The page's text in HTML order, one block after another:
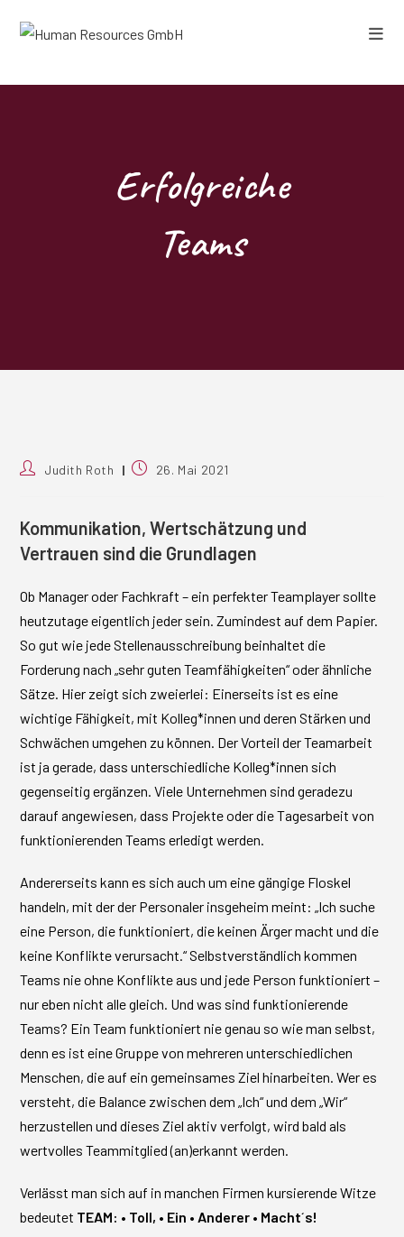
Inhalt
Erfolgreiche
Teams
Beitrags-
Judith Roth
Beitrag26. Mai 2021
Kommunikation, Wertschätzung und
Vertrauen sind die Grundlagen
Ob Manager oder Fachkraft – ein perfekter Teamplayer sollte
heutzutage eigentlich jeder sein. Zumindest auf dem Papier.
So gut wie jede Stellenausschreibung beinhaltet die
Forderung nach „sehr guten Teamfähigkeiten“ oder ähnliche
Sätze. Hier zeigt sich zweierlei: Einerseits ist es eine
wichtige Fähigkeit, mit Kolleg*innen und deren Stärken und
Schwächen umgehen zu können. Der Vorteil der Teamarbeit
ist ja gerade, dass unterschiedliche Kolleg*innen sich
gegenseitig ergänzen. Viele Unternehmen sind geradezu
darauf angewiesen, dass Projekte oder die Tagesarbeit von
funktionierenden Teams erledigt werden.
Andererseits kann es sich auch um eine gängige Floskel
handeln, mit der der Personaler insgeheim meint: „Ich suche
eine Person, die funktioniert, die keinen Ärger macht und die
keine Konflikte verursacht.“ Selbstverständlich kommen
Teams nie ohne Konflikte aus und jede Person funktioniert –
nur eben nicht alle gleich. Und was sind funktionierende
Teams? Ein Team funktioniert nie genau so wie man selbst,
denn es ist eine Gruppe von mehreren unterschiedlichen
Menschen, die auf ein gemeinsames Ziel hinarbeiten. Wer es
versteht, die Balance zwischen dem „Ich“ und dem „Wir“
herzustellen und dieses Ziel aktiv verfolgt, wird bald als
wertvolles Teammitglied (an)erkannt werden.
Verlässt man sich auf in manchen Firmen kursierende Witze
bedeutet TEAM: • Toll, • Ein • Anderer • Macht´s!